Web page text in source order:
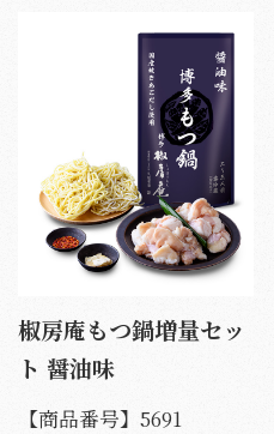
椒房庵もつ鍋増量セッ
ト 醤油味
【商品番号】 5691